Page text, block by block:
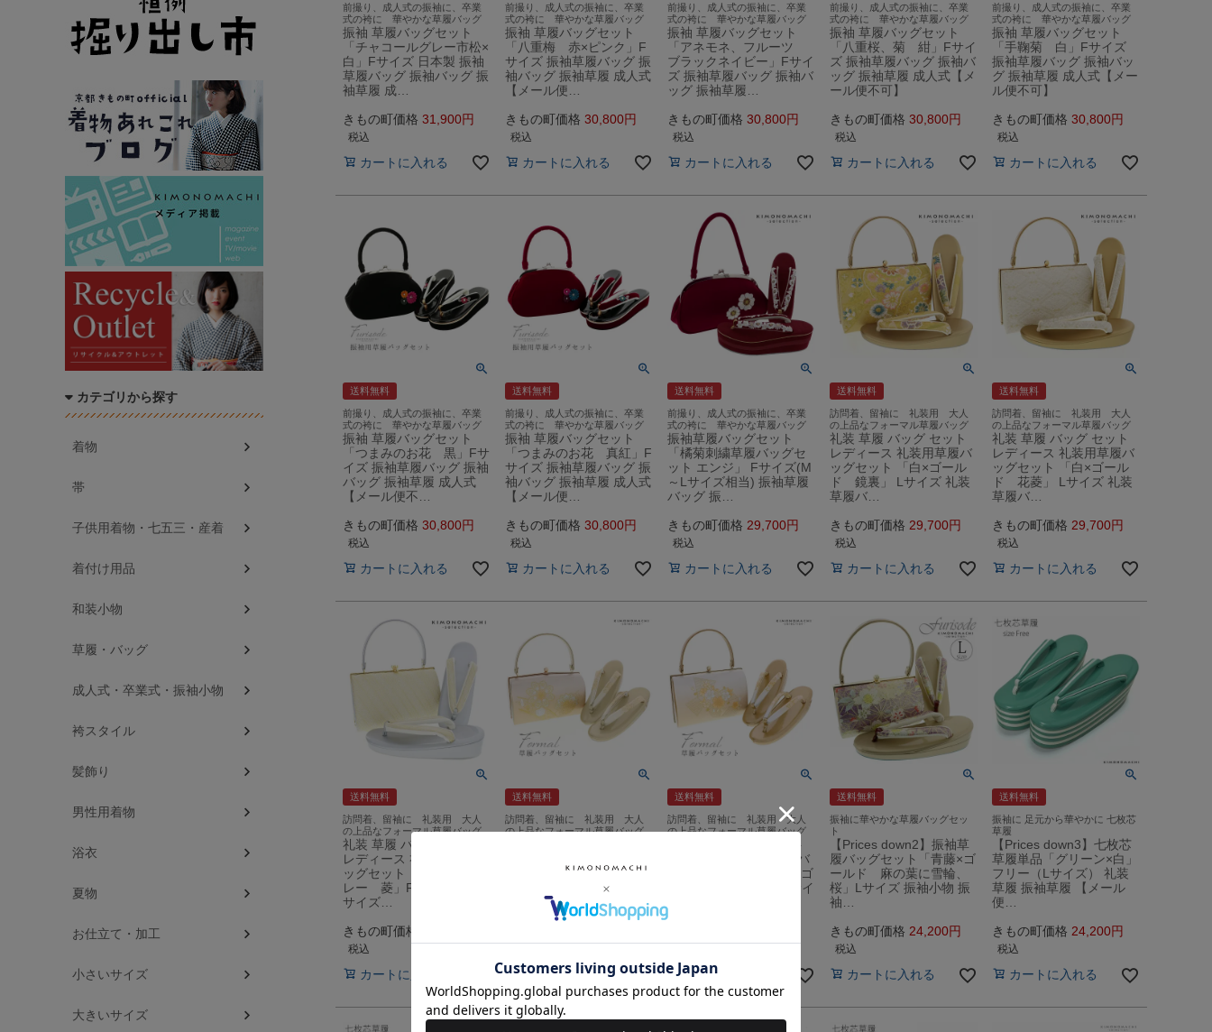
前撮り、成人式の振袖に、卒業
式の袴に 華やかな草履バッグ
振袖 草履バッグセット
「チャコールグレー市松×
白」Fサイズ 日本製 振袖
草履バッグ 振袖バッグ 振
袖草履 成…
きもの町価格 31,900
税込
カートに入れる
前撮り、成人式の振袖に、卒業
式の袴に 華やかな草履バッグ
振袖 草履バッグセット
「八重梅 赤×ピンク」F
サイズ 振袖草履バッグ 振
袖バッグ 振袖草履 成人式
【メール便…
きもの町価格 30,800
税込
カートに入れる
前撮り、成人式の振袖に、卒業
式の袴に 華やかな草履バッグ
振袖 草履バッグセット
「アネモネ、フルーツ
ブラックネイビー」Fサイ
ズ 振袖草履バッグ 振袖バ
ッグ 振袖草履…
きもの町価格 30,800
税込
カートに入れる
前撮り、成人式の振袖に、卒業
式の袴に 華やかな草履バッグ
振袖 草履バッグセット
「八重桜、菊 紺」Fサイ
ズ 振袖草履バッグ 振袖バ
ッグ 振袖草履 成人式【メ
ール便不可】
きもの町価格 30,800
税込
カートに入れる
前撮り、成人式の振袖に、卒業
式の袴に 華やかな草履バッグ
振袖 草履バッグセット
「手鞠菊 白」Fサイズ
振袖草履バッグ 振袖バッ
グ 振袖草履 成人式【メー
ル便不可】
きもの町価格 30,800
税込
カートに入れる
送料無料
前撮り、成人式の振袖に、卒業
式の袴に 華やかな草履バッグ
振袖 草履バッグセット
「つまみのお花 黒」Fサ
イズ 振袖草履バッグ 振袖
バッグ 振袖草履 成人式
【メール便不…
きもの町価格 30,800
税込
カートに入れる
送料無料
前撮り、成人式の振袖に、卒業
式の袴に 華やかな草履バッグ
振袖 草履バッグセット
「つまみのお花 真紅」F
サイズ 振袖草履バッグ 振
袖バッグ 振袖草履 成人式
【メール便…
きもの町価格 30,800
税込
カートに入れる
送料無料
前撮り、成人式の振袖に、卒業
式の袴に 華やかな草履バッグ
振袖草履バッグセット
「橘菊刺繍草履バッグセ
ット エンジ」 Fサイズ(M
～Lサイズ相当) 振袖草履
バッグ 振…
きもの町価格 29,700
税込
カートに入れる
送料無料
訪問着、留袖に 礼装用 大人
の上品なフォーマル草履バッグ
礼装 草履 バッグ セット
レディース 礼装用草履バ
ッグセット 「白×ゴール
ド 鏡裏」 Lサイズ 礼装
草履バ…
きもの町価格 29,700
税込
カートに入れる
送料無料
訪問着、留袖に 礼装用 大人
の上品なフォーマル草履バッグ
礼装 草履 バッグ セット
レディース 礼装用草履バ
ッグセット 「白×ゴール
ド 花菱」 Lサイズ 礼装
草履バ…
きもの町価格 29,700
税込
カートに入れる
送料無料
訪問着、留袖に 礼装用 大人
の上品なフォーマル草履バッグ
礼装 草履 バッグ セット
レディース 礼装用草履バ
ッグセット「ゴールド×グ
レー 菱」Fサイズ(M～L
サイズ…
きもの町価格
税込
カートに入れる
送料無料
訪問着、留袖に 礼装用 大人
の上品なフォーマル草履バッグ
ッグセット「オレンジゴ
ールド 宝相華」Fサイズ
(M～Lサ…
カートに入れる
送料無料
訪問着、留袖に 礼装用 大人
の上品なフォーマル草履バッグ
礼装 草履 バッグ セット
レディース 礼装用草履バ
ッグセット「シルバー×ゴ
ールド 色紙に桜」Fサイ
カートに入れる
送料無料
振袖に華やかな草履バッグセッ
ト
【Prices down2】振袖草
履バッグセット「青藤×ゴ
ールド 麻の葉に雪輪、
桜」Lサイズ 振袖小物 振
袖…
きもの町価格 24,200
税込
カートに入れる
送料無料
振袖に 足元から華やかに 七枚芯
草履
【Prices down3】七枚芯
草履単品「グリーン×白」
フリー（Lサイズ） 礼装
草履 振袖草履 【メール
便…
きもの町価格 24,200
税込
カートに入れる
カテゴリから探す
着物
帯
子供用着物・七五三・産着
着付け用品
和装小物
草履・バッグ
成人式・卒業式・振袖小物
袴スタイル
髪飾り
男性用着物
浴衣
夏物
お仕立て・加工
小さいサイズ
大きいサイズ